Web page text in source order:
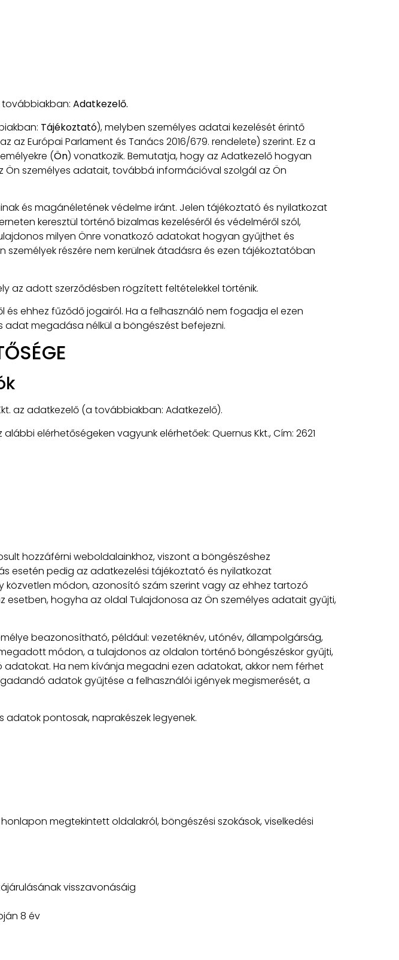
továbbiakban: Adatkezelő.
Tájékoztató), melyben személyes adatai kezelését érintő
az Európai Parlament és Tanács 2016/679. rendelete) szerint. Ez a
(Ön) vonatkozik. Bemutatja, hogy az Adatkezelő hogyan
Ön személyes adatait, továbbá információval szolgál az Ön
és magánéletének védelme iránt. Jelen tájékoztató és nyilatkozat
keresztül történő bizalmas kezeléséről és védelméről szól,
milyen Önre vonatkozó adatokat hogyan gyűjthet és
részére nem kerülnek átadásra és ezen tájékoztatóban
az adott szerződésben rögzített feltételekkel történik.
ehhez fűződő jogairól. Ha a felhasználó nem fogadja el ezen
megadása nélkül a böngészést befejezni.
az adatkezelő (a továbbiakban: Adatkezelő).
elérhetőségeken vagyunk elérhetőek: Quernus Kkt., Cím: 2621
hozzáférni weboldalainkhoz, viszont a böngészéshez
esetén pedig az adatkezelési tájékoztató és nyilatkozat
módon, azonosító szám szerint vagy az ehhez tartozó
hogyha az oldal Tulajdonosa az Ön személyes adatait gyűjti,
beazonosítható, például: vezetéknév, utónév, állampolgárság,
módon, a tulajdonos az oldalon történő böngészéskor gyűjti,
Ha nem kívánja megadni ezen adatokat, akkor nem férhet
adatok gyűjtése a felhasználói igények megismerését, a
adatok pontosak, naprakészek legyenek.
megtekintett oldalakról, böngészési szokások, viselkedési
visszavonásáig
8 év